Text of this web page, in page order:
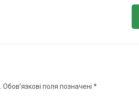
Обов’язкові поля позначені *